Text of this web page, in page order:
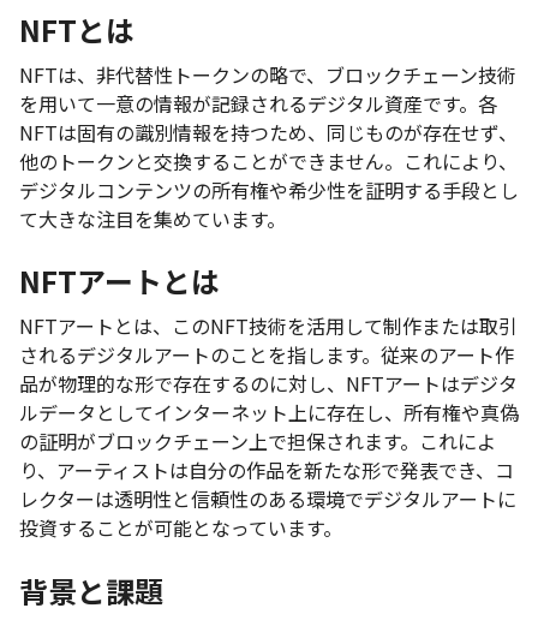
NFTとは
NFTは、非代替性トークンの略で、ブロックチェーン技術
を用いて一意の情報が記録されるデジタル資産です。各
NFTは固有の識別情報を持つため、同じものが存在せず、
他のトークンと交換することができません。これにより、
デジタルコンテンツの所有権や希少性を証明する手段とし
て大きな注目を集めています。
NFTアートとは
NFTアートとは、このNFT技術を活用して制作または取引
されるデジタルアートのことを指します。従来のアート作
品が物理的な形で存在するのに対し、NFTアートはデジタ
ルデータとしてインターネット上に存在し、所有権や真偽
の証明がブロックチェーン上で担保されます。これによ
り、アーティストは自分の作品を新たな形で発表でき、コ
レクターは透明性と信頼性のある環境でデジタルアートに
投資することが可能となっています。
背景と課題